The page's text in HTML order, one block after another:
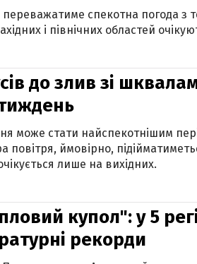
переважатиме спекотна погода з
і північних областей
до злив зі
може стати найспекотнішим
повітря, ймовірно,
лише на вихідних.
купол": у 5
рекорди